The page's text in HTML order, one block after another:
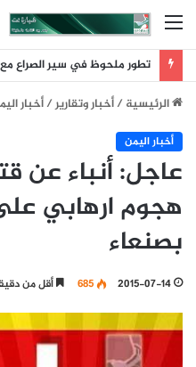
القائمة
الرئيسية/أخبار وتقارير/أخبار
أخبار اليمن
عاجل: أنباء
هجوم ارهابي
بصنعاء
2015-07-14
685 أقل من